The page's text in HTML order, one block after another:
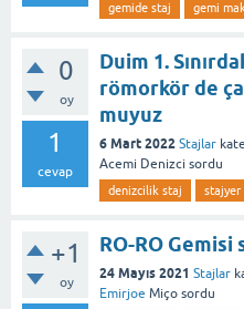
gemide staj
gemi
0
oy
1
cevap
Duim 1.
römorkör de
muyuz
6 Mart 2022 Stajlar
Acemi Denizci sordu
denizcilik staj stajyer
+1
oy
RO-RO Gemisi
24 Mayıs 2021 Stajlar
Emirjoe Miço sordu